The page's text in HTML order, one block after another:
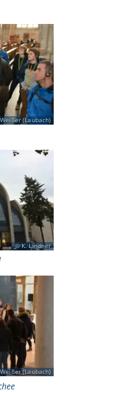
(Laubach)
K. Lindner
(Laubach)